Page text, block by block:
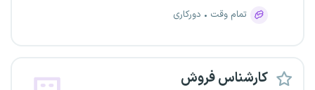
تمام وقت
دورکاری
کارشناس فروش